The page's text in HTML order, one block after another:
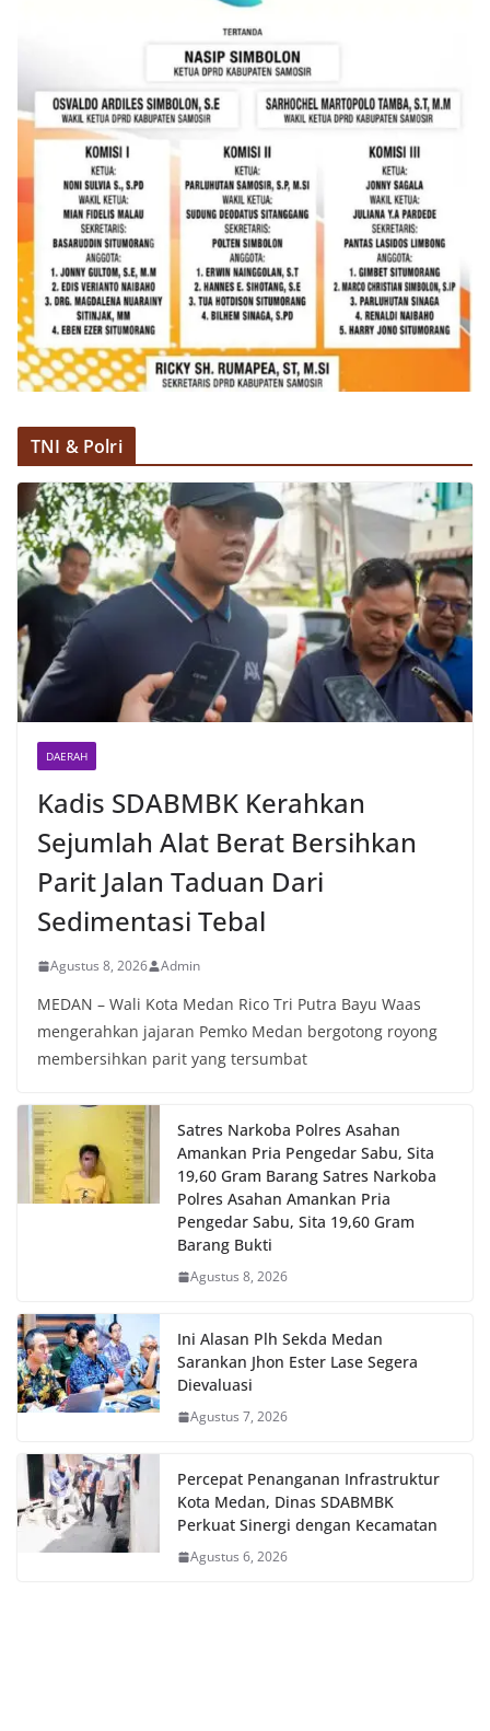
TNI & Polri
DAERAH
Kadis SDABMBK Kerahkan
Sejumlah Alat Berat Bersihkan
Parit Jalan Taduan Dari
Sedimentasi Tebal
Agustus 8, 2026 Admin
MEDAN – Wali Kota Medan Rico Tri Putra Bayu Waas
mengerahkan jajaran Pemko Medan bergotong royong
membersihkan parit yang tersumbat
Satres Narkoba Polres Asahan
Amankan Pria Pengedar Sabu, Sita
19,60 Gram Barang Satres Narkoba
Polres Asahan Amankan Pria
Pengedar Sabu, Sita 19,60 Gram
Barang Bukti
Agustus 8, 2026
Ini Alasan Plh Sekda Medan
Sarankan Jhon Ester Lase Segera
Dievaluasi
Agustus 7, 2026
Percepat Penanganan Infrastruktur
Kota Medan, Dinas SDABMBK
Perkuat Sinergi dengan Kecamatan
Agustus 6, 2026